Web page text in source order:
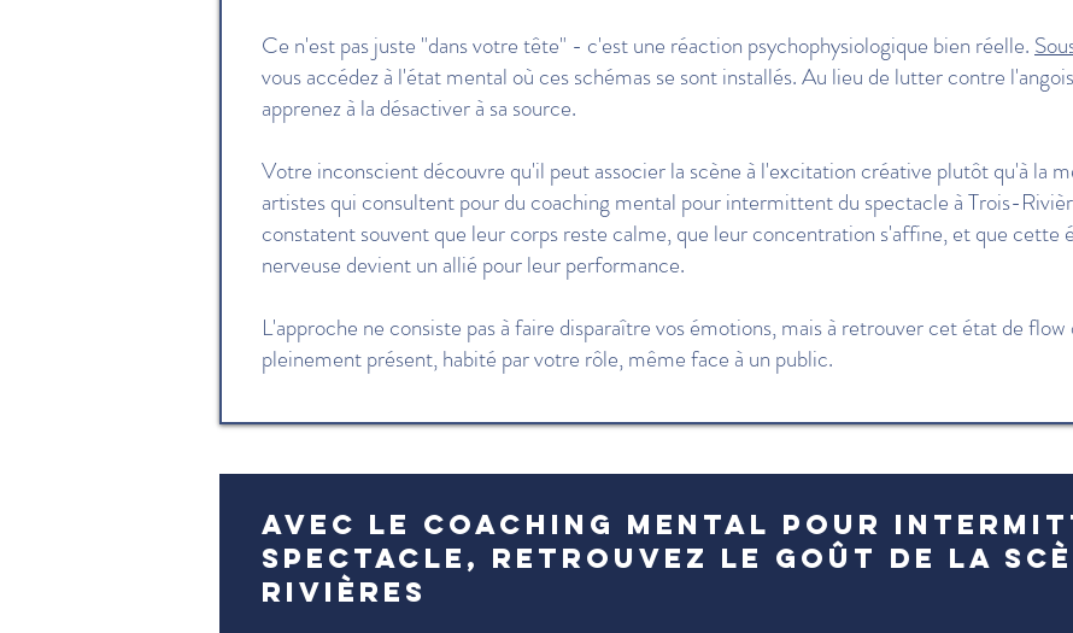
Ce n'est pas juste "dans votre tête" - c'est une réaction psychophysiologique bien réelle.
vous accédez à l'état mental où ces schémas se sont installés. Au lieu de lutter contre
apprenez à la désactiver à sa source.
Votre inconscient découvre qu'il peut associer la scène à l'excitation créative plutôt qu'à la
artistes qui consultent pour du coaching mental pour intermittent du spectacle à Trois-
constatent souvent que leur corps reste calme, que leur concentration s'affine, et que cette
nerveuse devient un allié pour leur performance.
L'approche ne consiste pas à faire disparaître vos émotions, mais à retrouver cet état de flow
pleinement présent, habité par votre rôle, même face à un public.
Avec le coaching mental pour
spectacle, retrouvez le goût de la
Rivières